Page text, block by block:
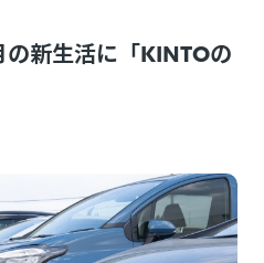
の新生活に「KINTOの